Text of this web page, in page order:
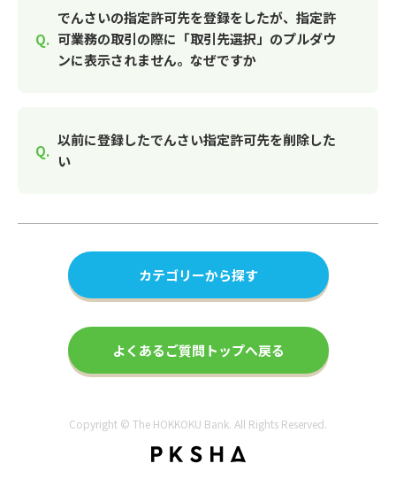
でんさいの指定許可先を登録をしたが、指定許
可業務の取引の際に「取引先選択」のプルダウ
ンに表示されません。なぜですか
以前に登録したでんさい指定許可先を削除した
い
カテゴリーから探す
よくあるご質問トップへ戻る
Copyright © The HOKKOKU Bank. All Rights Reserved.